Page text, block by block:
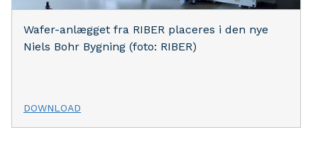
Wafer-anlægget fra RIBER placeres i den nye
Niels Bohr Bygning (foto: RIBER)
DOWNLOAD